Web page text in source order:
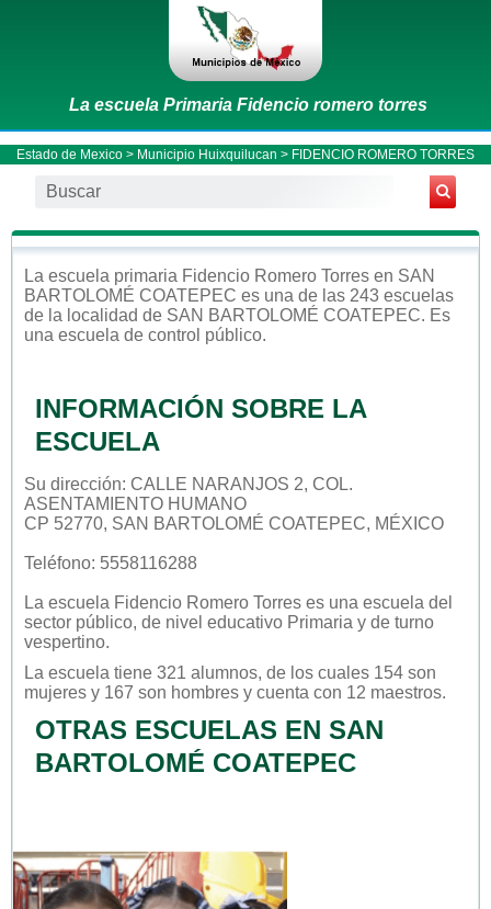
La escuela Primaria Fidencio romero torres
Estado de Mexico > Municipio Huixquilucan > FIDENCIO ROMERO TORRES
La escuela primaria Fidencio Romero Torres en SAN
BARTOLOMÉ COATEPEC es una de las 243 escuelas
de la localidad de SAN BARTOLOMÉ COATEPEC. Es
una escuela de control público.
INFORMACIÓN SOBRE LA
ESCUELA
Su dirección: CALLE NARANJOS 2, COL.
ASENTAMIENTO HUMANO
CP 52770, SAN BARTOLOMÉ COATEPEC, MÉXICO
Teléfono: 5558116288
La escuela Fidencio Romero Torres es una escuela del
sector público, de nivel educativo Primaria y de turno
vespertino.
La escuela tiene 321 alumnos, de los cuales 154 son
mujeres y 167 son hombres y cuenta con 12 maestros.
OTRAS ESCUELAS EN SAN
BARTOLOMÉ COATEPEC